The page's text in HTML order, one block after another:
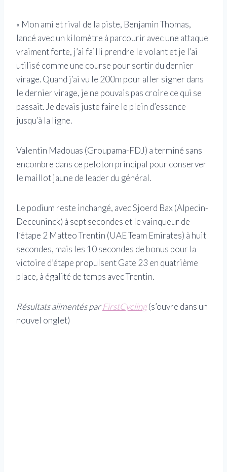
« Mon ami et rival de la piste, Benjamin Thomas,
lancé avec un kilomètre à parcourir avec une attaque
vraiment forte, j’ai failli prendre le volant et je l’ai
utilisé comme une course pour sortir du dernier
virage. Quand j’ai vu le 200m pour aller signer dans
le dernier virage, je ne pouvais pas croire ce qui se
passait. Je devais juste faire le plein d’essence
jusqu’à la ligne.
Valentin Madouas (Groupama-FDJ) a terminé sans
encombre dans ce peloton principal pour conserver
le maillot jaune de leader du général.
Le podium reste inchangé, avec Sjoerd Bax (Alpecin-
Deceuninck) à sept secondes et le vainqueur de
l’étape 2 Matteo Trentin (UAE Team Emirates) à huit
secondes, mais les 10 secondes de bonus pour la
victoire d’étape propulsent Gate 23 en quatrième
place, à égalité de temps avec Trentin.
Résultats alimentés parFirstCycling(s’ouvre dans un
nouvel onglet)